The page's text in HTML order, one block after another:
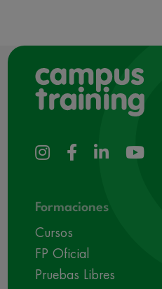
Formaciones
Cursos
FP Oficial
Pruebas Libres